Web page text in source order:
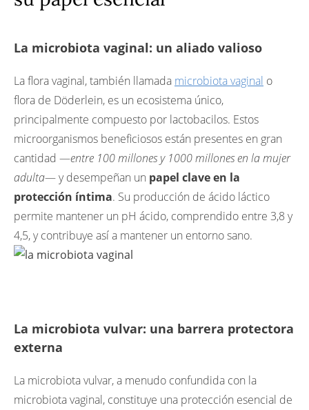
Las soluciones PiLeJe para preservar la
¿Quién puede aconsejarte?
La microbiota vaginal: un aliado valioso
La flora vaginal, también llamada microbiota vaginal o
flora de Döderlein, es un ecosistema único,
principalmente compuesto por lactobacilos. Estos
microorganismos beneficiosos están presentes en gran
cantidad —entre 100 millones y 1000 millones en la mujer
adulta— y desempeñan un papel clave en la
protección íntima. Su producción de ácido láctico
permite mantener un pH ácido, comprendido entre 3,8 y
4,5, y contribuye así a mantener un entorno sano.
La microbiota vulvar: una barrera protectora
externa
La microbiota vulvar, a menudo confundida con la
microbiota vaginal, constituye una protección esencial de